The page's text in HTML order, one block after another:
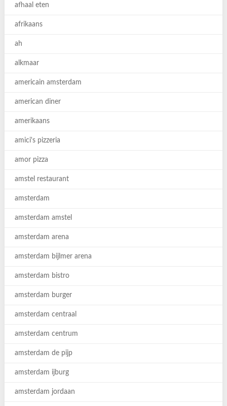
afhaal eten
afrikaans
ah
alkmaar
americain amsterdam
american diner
amerikaans
amici's pizzeria
amor pizza
amstel restaurant
amsterdam
amsterdam amstel
amsterdam arena
amsterdam bijlmer arena
amsterdam bistro
amsterdam burger
amsterdam centraal
amsterdam centrum
amsterdam de pijp
amsterdam ijburg
amsterdam jordaan